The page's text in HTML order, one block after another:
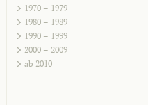
1970 – 1979
1980 – 1989
1990 – 1999
2000 – 2009
ab 2010